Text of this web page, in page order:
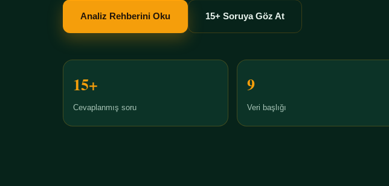
Analiz Rehberini Oku 15+ Soruya Göz At
15+
Cevaplanmış soru
9
Veri başlığı